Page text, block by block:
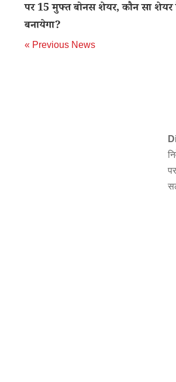
पर 15 मुफ्त बोनस शेयर, कौन सा
बनायेगा?
« Previous News